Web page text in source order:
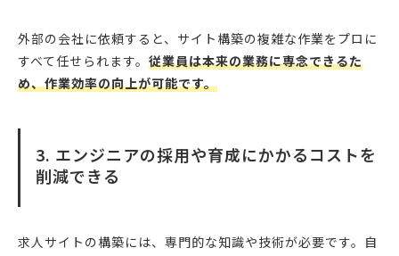
外部の会社に依頼すると、サイト構築の複雑な作業をプロに
すべて任せられます。 従業員は本来の業務に専念できるた
め、作業効率の向上が可能です。
3. エンジニアの採用や育成にかかるコストを
削減できる
求人サイトの構築には、専門的な知識や技術が必要です。自